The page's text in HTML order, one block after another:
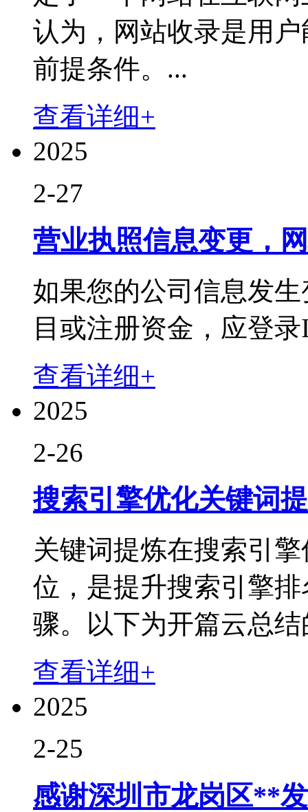
认为，网站收录是用
前提条件。...
查看详细+
2025
2-27
营业执照信息变更，
如果您的公司信息发
目或注册资金，应登
查看详细+
2025
2-26
搜索引擎优化关键词
关键词提炼在搜索引
位，是提升搜索引擎
骤。以下为开篇云总
查看详细+
2025
2-25
感谢深圳市龙岗区**